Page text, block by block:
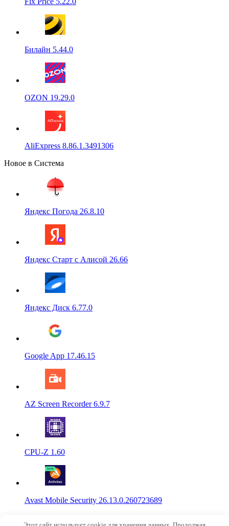
Билайн 5.44.0
OZON 19.29.0
AliExpress 8.86.1.3491306
Новое в Система
Яндекс Погода 26.8.10
Яндекс Старт с Алисой 26.66
Яндекс Диск 6.77.0
Google App 17.46.15
AZ Screen Recorder 6.9.7
CPU-Z 1.60
Avast Mobile Security 26.13.0.260723689